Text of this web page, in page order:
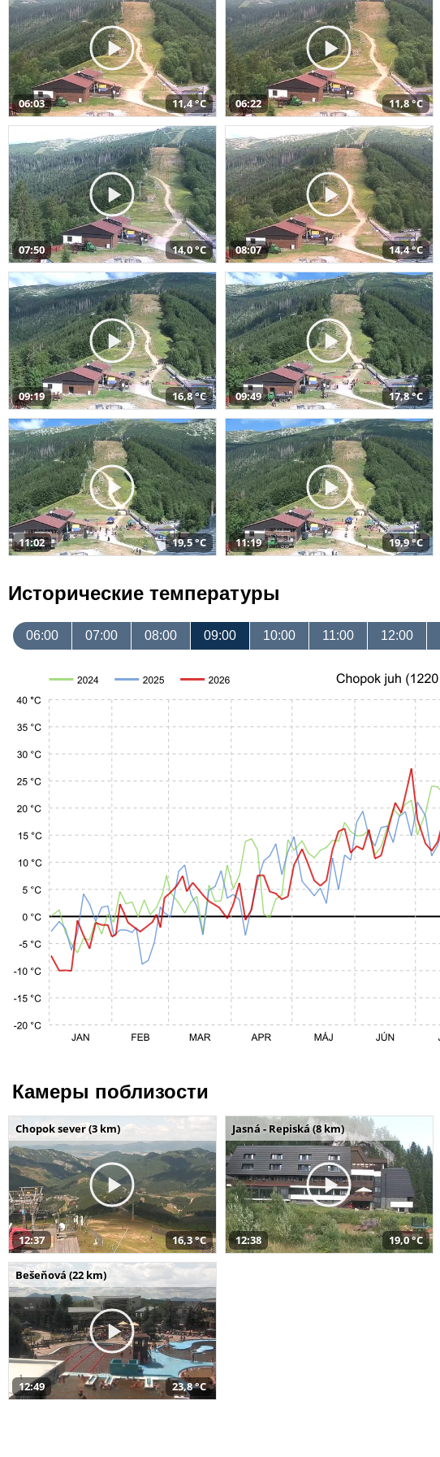
06:03 11,4 °C 06:22 11,8 °C
07:50 14,0 °C 08:07 14,4 °C
09:19 16,8 °C 09:49 17,8 °C
11:02 19,5 °C 11:19 19,9 °C
Исторические температуры
06:00 07:00 08:00 09:00 10:00 11:00 12:00
Камеры поблизости
Chopok sever (3 km)
12:37 16,3 °C
Jasná - Repiská (8 km)
12:38 19,0 °C
Bešeňová (22 km)
12:49 23,8 °C